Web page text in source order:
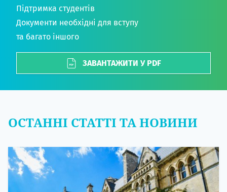
Підтримка студентів
Документи необхідні для вступу
та багато іншого
ЗАВАНТАЖИТИ У PDF
ОСТАННІ СТАТТІ ТА НОВИНИ